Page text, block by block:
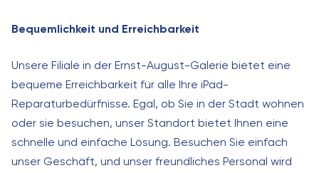
Bequemlichkeit und Erreichbarkeit
Unsere Filiale in der Ernst-August-Galerie bietet eine
bequeme Erreichbarkeit für alle Ihre iPad-
Reparaturbedürfnisse. Egal, ob Sie in der Stadt wohnen
oder sie besuchen, unser Standort bietet Ihnen eine
schnelle und einfache Lösung. Besuchen Sie einfach
unser Geschäft, und unser freundliches Personal wird